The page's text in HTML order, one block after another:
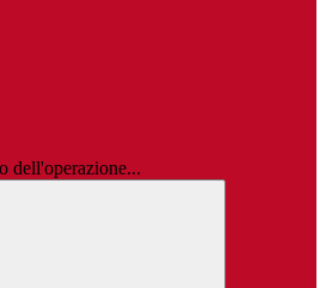
dell'operazione...